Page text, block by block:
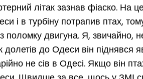
літак зазнав фіаско. На
і в турбіну потрапив птах,
поломку двигуна. Я, звичайно,
до Одеси він піднявся
не сів в Одесі. Якщо він